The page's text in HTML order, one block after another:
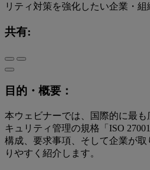
リティ対策を強化したい企業・組
共有:
目的・概要：
本ウェビナーでは、国際的に最
キュリティ管理の規格「ISO
構成、要求事項、そして企業が
りやすく紹介します。